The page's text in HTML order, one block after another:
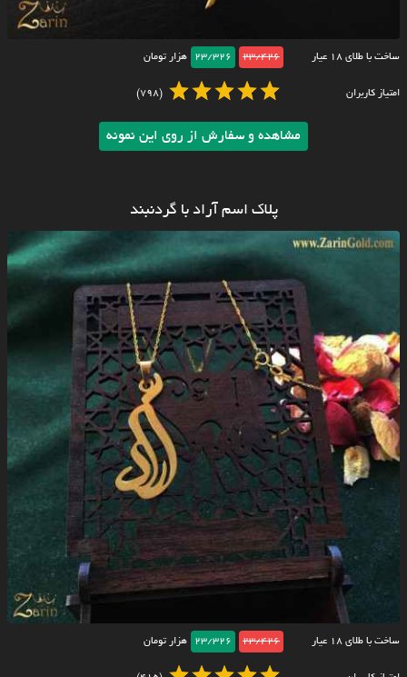
ساخت با طلای ۱۸ عیار 23/426
23/326 هزار تومان
امتیاز کاربران (798)
مشاهده و سفارش از روی این نمونه
پلاک اسم آراد با گردنبند
ساخت با طلای ۱۸ عیار 23/426
23/326 هزار تومان